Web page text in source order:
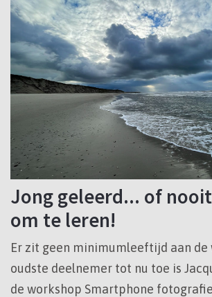
Jong geleerd... of
om te leren!
Er zit geen minimumleeftijd aan de
oudste deelnemer tot nu toe is
de workshop Smartphone